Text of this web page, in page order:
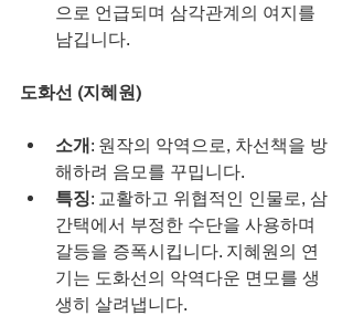
으로 언급되며 삼각관계의 여지를
남깁니다.
도화선 (지혜원)
소개: 원작의 악역으로, 차선책을 방
해하려 음모를 꾸밉니다.
특징: 교활하고 위협적인 인물로, 삼
간택에서 부정한 수단을 사용하며
갈등을 증폭시킵니다. 지혜원의 연
기는 도화선의 악역다운 면모를 생
생히 살려냅니다.